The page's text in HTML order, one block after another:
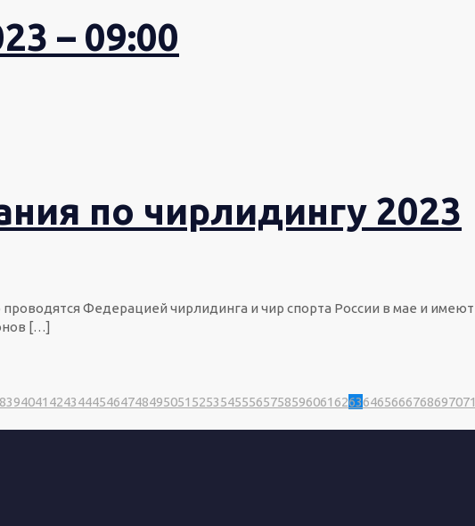
– 09:00
по чирлидингу 2023
Федерацией чирлидинга и чир спорта России в мае и имеют
[…]
394041 42434445464748495051 52535455565758596061 62636465666768697071